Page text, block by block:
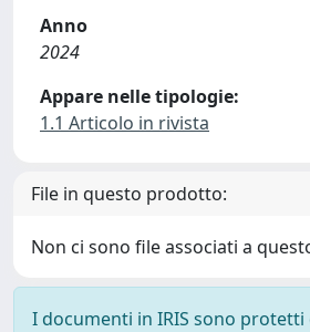
Anno
2024
Appare nelle tipologie:
1.1 Articolo in rivista
File in questo prodotto:
Non ci sono file associati a
I documenti in IRIS sono